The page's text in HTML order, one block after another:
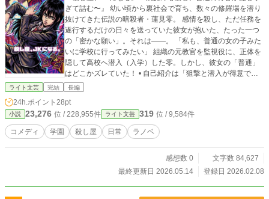
ぎて詰む〜』 幼い頃から裏社会で育ち、数々の修羅場を潜り
抜けてきた伝説の暗殺者・蓮見零。 感情を殺し、ただ任務を
遂行するだけの日々を送っていた彼女が抱いた、たった一つ
の「密かな願い」。それは――。 「私も、普通の女の子みた
いに学校に行ってみたい」 組織の元教官を監視役に、正体を
隠して高校へ潜入（入学）した零。しかし、彼女の「普通」
はどこかズレていた！ • 自己紹介は「狙撃と潜入が得意です
（射撃ゲームとかくれんぼと誤認）」 • 購買のパン争奪戦で
立ったクラスメイトを反射的に制圧し、なぜか「熱烈なハ
グ」と勘違いされ……。 本人はいつでも命懸け。けれど周囲
からは空回り！ 世話焼きギャルに勘違い男子、さらには彼女
をライバル視するお嬢様まで巻き込んで、零の日常はいつだ
でに「殺し屋」以外の道を見つけることができるのか？ 世間
知らずな最強少女が贈る、痛快・学園サバイバルコメディ！
ライト文芸 完結 長編
24h.ポイント 28pt
小説 23,276 位 / 228,955件 ライト文芸 319 位 / 9,584件
コメディ 学園 殺し屋 日常 ラノベ
感想数 0
文字数 84,627
最終更新日 2026.05.14
登録日 2026.02.08